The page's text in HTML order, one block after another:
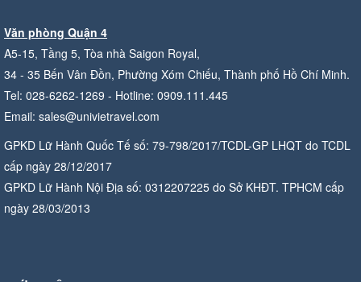
Văn phòng Quận 4
A5-15, Tầng 5, Tòa nhà Saigon Royal,
34 - 35 Bến Vân Đồn, Phường Xóm Chiếu, Thành phố Hồ Chí Minh.
Tel: 028-6262-1269 - Hotline: 0909.111.445
Email: sales@univietravel.com
GPKD Lữ Hành Quốc Tế số: 79-798/2017/TCDL-GP LHQT do TCDL
cấp ngày 28/12/2017
GPKD Lữ Hành Nội Địa số: 0312207225 do Sở KHĐT. TPHCM cấp
ngày 28/03/2013